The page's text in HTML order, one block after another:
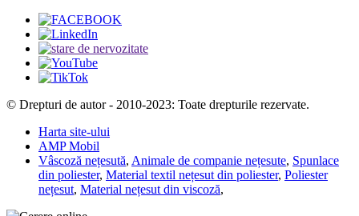
© Drepturi de autor - 2010-2023: Toate drepturile rezervate.
Harta site-ului
AMP Mobil
Vâscoză nețesută, Animale de companie nețesute, Spunlace
din poliester, Material textil nețesut din poliester, Poliester
nețesut, Material nețesut din viscoză,